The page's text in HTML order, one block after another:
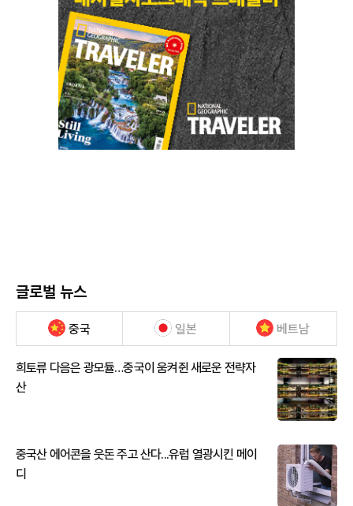
글로벌 뉴스
중국 일본 베트남
희토류 다음은 광모듈…중국이 움켜쥔 새로운 전략자
산
중국산 에어콘을 웃돈 주고 산다...유럽 열광시킨 메이
디